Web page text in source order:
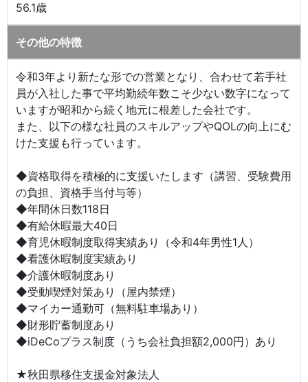
56.1歳
その他の特徴
令和3年より新たな形での営業となり、合わせて若手社
員が入社した事で平均勤続年数こそ少ない数字になって
いますが昭和から続く地元に根差した会社です。
また、以下の様な社員のスキルアップやQOLの向上にむ
けた支援も行っています。
◆資格取得を積極的に支援いたします（講習、受験費用
の負担、資格手当付与等）
◆年間休日数118日
◆有給休暇最大40日
◆育児休暇制度取得実績あり（令和4年男性1人）
◆看護休暇制度実績あり
◆介護休暇制度あり
◆受動喫煙対策あり（屋内禁煙）
◆マイカー通勤可（無料駐車場あり）
◆財形貯蓄制度あり
◆iDeCoプラス制度（うち会社負担額2,000円）あり
★秋田県移住支援金対象法人